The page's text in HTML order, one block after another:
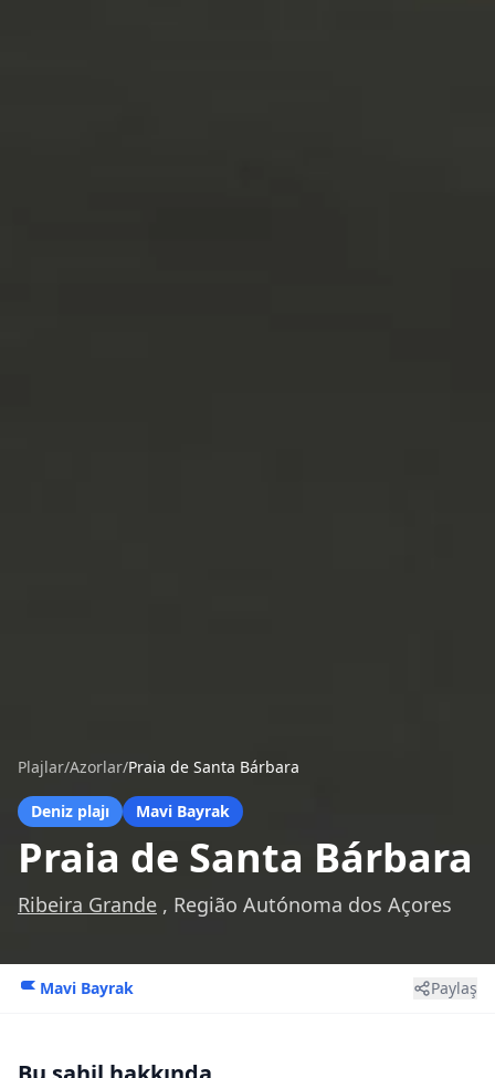
Plajlar/Azorlar/Praia de Santa Bárbara
Deniz plajı Mavi Bayrak
Praia de Santa Bárbara
Ribeira Grande , Região Autónoma dos Açores
Mavi Bayrak Paylaş